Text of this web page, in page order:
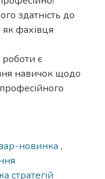
здатність до
як фахівця
є
навичок щодо
новинка ,
стратегій